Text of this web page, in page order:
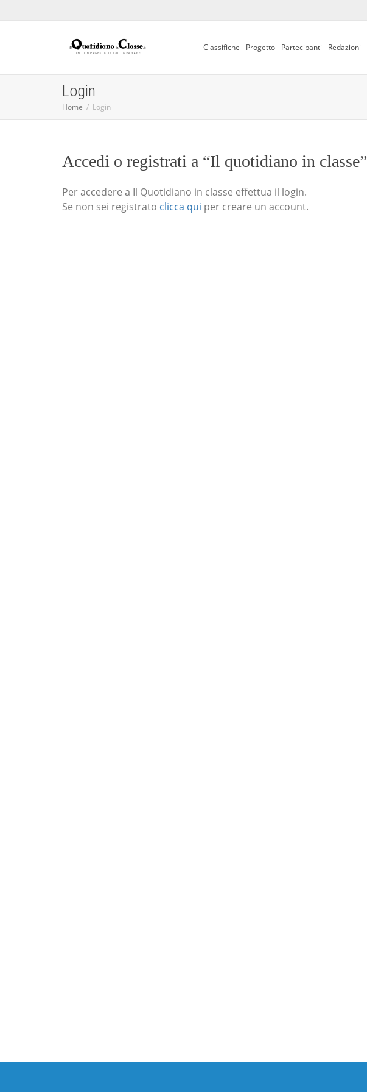
Classifiche Progetto Partecipanti Redazioni
Login
Home Login
Accedi o registrati a “Il quotidiano in classe”
Per accedere a Il Quotidiano in classe effettua il login.
Se non sei registrato clicca qui per creare un account.